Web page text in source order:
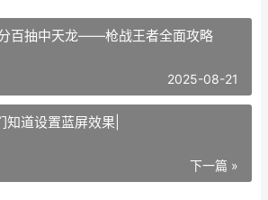
分百抽中天龙——枪战王者全面攻略
2025-08-21
知道设置蓝屏效果|
下一篇 »